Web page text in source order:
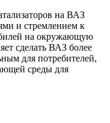
на ВАЗ
и стремлением к
на окружающую
сделать ВАЗ более
для потребителей,
среды для